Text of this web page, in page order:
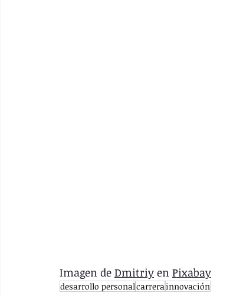
Imagen de Dmitriy en Pixabay
desarrollo personalcarrerainnovación